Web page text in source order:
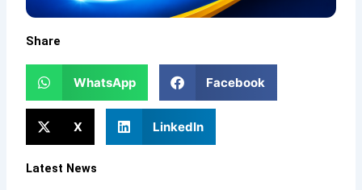
Share
WhatsApp Facebook
X LinkedIn
Latest News